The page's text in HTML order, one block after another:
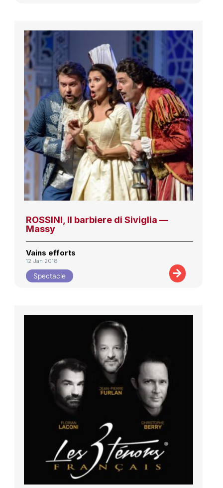
ROSSINI, Il barbiere di Siviglia —
Massy
Vains efforts
12 Jan 2018
Spectacle